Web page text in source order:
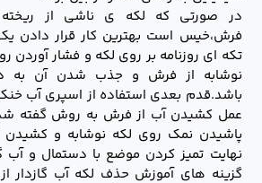
در صورتی که لکه ی ناشی از
فرش،خیس است بهترین کار قرار دادن
تکه ای روزنامه بر روی لکه و فشار آوردن
نوشابه از فرش و جذب شدن آن به
باشد.قدم بعدی استفاده از اسپری آب
عمل کشیدن آب از فرش به روش گفته
پاشیدن نمک روی لکه نوشابه و
نهایت تمیز کردن موضع با دستمال و آب
گزینه های آموزش حذف لکه آب گازدار